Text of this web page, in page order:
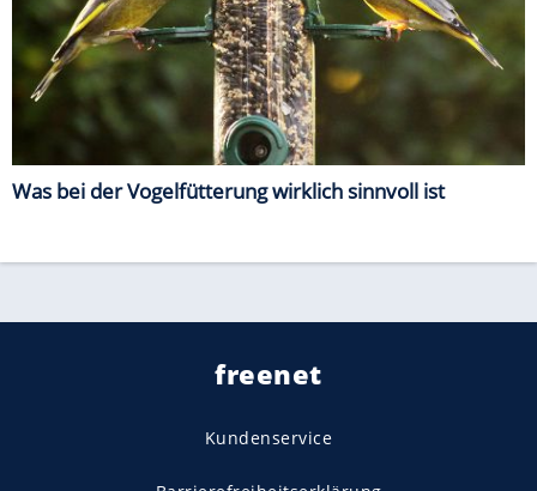
Was bei der Vogelfütterung wirklich sinnvoll ist
freenet
Kundenservice